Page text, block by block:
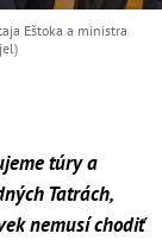
Eštoka a ministra
túry a
Tatrách,
nemusí chodiť